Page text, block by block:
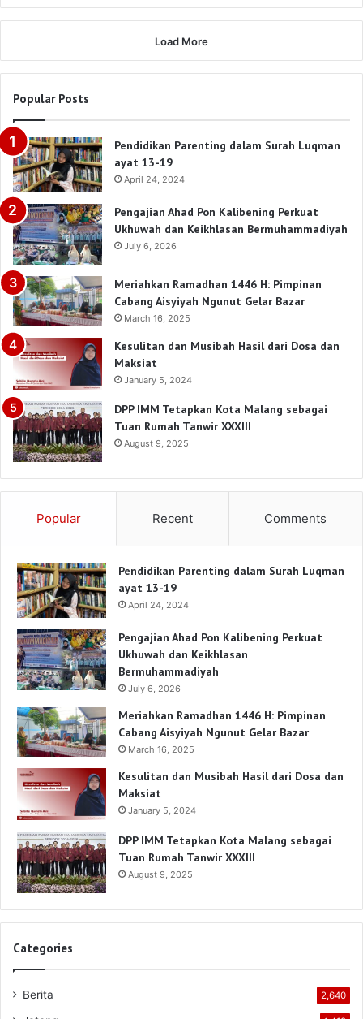
Load More
Popular Posts
Pendidikan Parenting dalam Surah Luqman
ayat 13-19
April 24, 2024
Pengajian Ahad Pon Kalibening Perkuat
Ukhuwah dan Keikhlasan Bermuhammadiyah
July 6, 2026
Meriahkan Ramadhan 1446 H: Pimpinan
Cabang Aisyiyah Ngunut Gelar Bazar
March 16, 2025
Kesulitan dan Musibah Hasil dari Dosa dan
Maksiat
January 5, 2024
DPP IMM Tetapkan Kota Malang sebagai
Tuan Rumah Tanwir XXXIII
August 9, 2025
Popular Recent Comments
Pendidikan Parenting dalam Surah Luqman
ayat 13-19
April 24, 2024
Pengajian Ahad Pon Kalibening Perkuat
Ukhuwah dan Keikhlasan
Bermuhammadiyah
July 6, 2026
Meriahkan Ramadhan 1446 H: Pimpinan
Cabang Aisyiyah Ngunut Gelar Bazar
March 16, 2025
Kesulitan dan Musibah Hasil dari Dosa dan
Maksiat
January 5, 2024
DPP IMM Tetapkan Kota Malang sebagai
Tuan Rumah Tanwir XXXIII
August 9, 2025
Categories
Berita 2,640